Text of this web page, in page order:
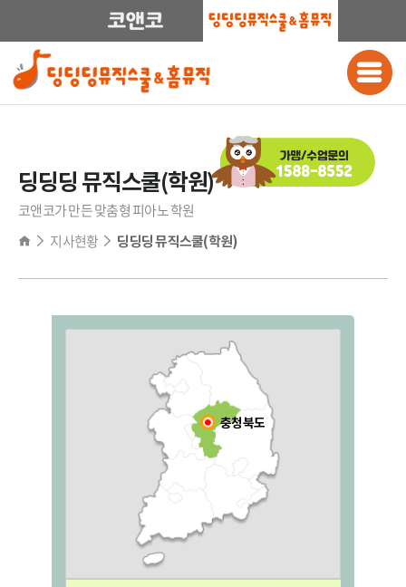
딩딩딩 뮤직스쿨(학원)
코앤코가 만든 맞춤형 피아노 학원
지사현황
딩딩딩 뮤직스쿨(학원)
충청북도